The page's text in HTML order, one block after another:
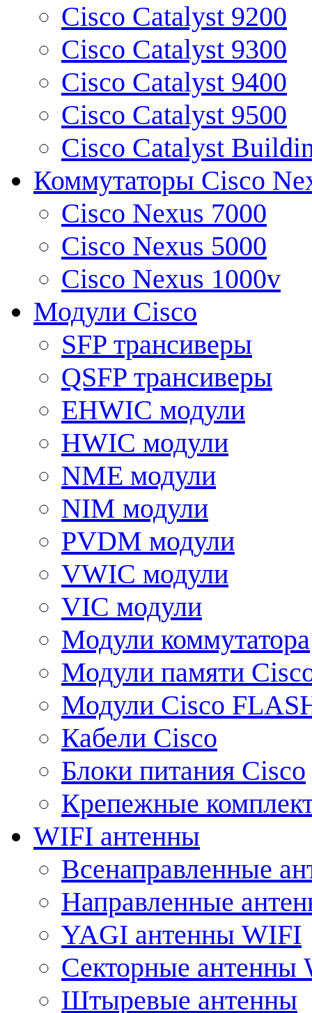
Cisco Catalyst 9200
Cisco Catalyst 9300
Cisco Catalyst 9400
Cisco Catalyst 9500
Cisco Catalyst
Коммутаторы Cisco
Cisco Nexus 7000
Cisco Nexus 5000
Cisco Nexus 1000v
Модули Cisco
SFP трансиверы
QSFP трансиверы
EHWIC модули
HWIC модули
NME модули
NIM модули
PVDM модули
VWIC модули
VIC модули
Модули коммутатора
Модули памяти
Модули Cisco
Кабели Cisco
Блоки питания Cisco
Крепежные
WIFI антенны
Всенаправленные
Направленные
YAGI антенны WIFI
Секторные антенны
Штыревые антенны